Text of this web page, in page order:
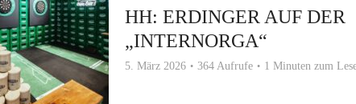
HH: ERDINGER AUF DER
„INTERNORGA“
5. März 2026 364 Aufrufe 1 Minuten zum